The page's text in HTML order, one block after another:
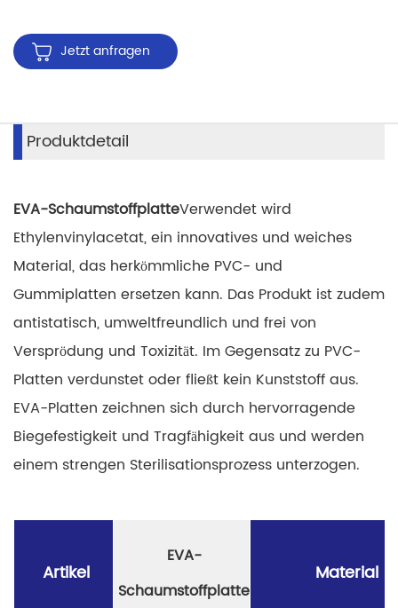
Jetzt anfragen
Produktdetail
EVA-SchaumstoffplatteVerwendet wird
Ethylenvinylacetat, ein innovatives und weiches
Material, das herkömmliche PVC- und
Gummiplatten ersetzen kann. Das Produkt ist zudem
antistatisch, umweltfreundlich und frei von
Versprödung und Toxizität. Im Gegensatz zu PVC-
Platten verdunstet oder fließt kein Kunststoff aus.
EVA-Platten zeichnen sich durch hervorragende
Biegefestigkeit und Tragfähigkeit aus und werden
einem strengen Sterilisationsprozess unterzogen.
Artikel
EVA-
Schaumstoffplatte
Material